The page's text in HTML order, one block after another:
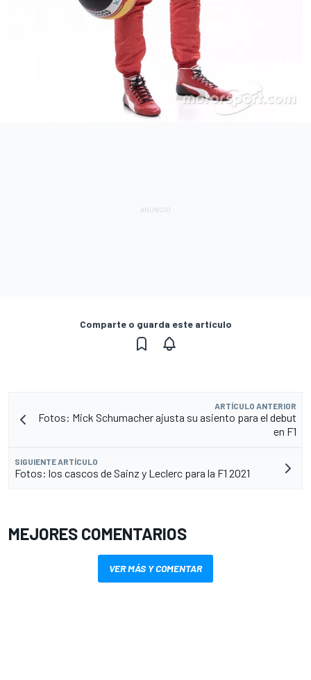
Comparte o guarda este artículo
ARTÍCULO ANTERIOR
Fotos: Mick Schumacher ajusta su asiento para el debut
en F1
SIGUIENTE ARTÍCULO
Fotos: los cascos de Sainz y Leclerc para la F1 2021
MEJORES COMENTARIOS
VER MÁS Y COMENTAR